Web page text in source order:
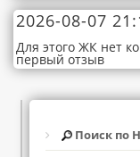
2026-08-07
Для этого ЖК нет
первый отзыв
Поиск по